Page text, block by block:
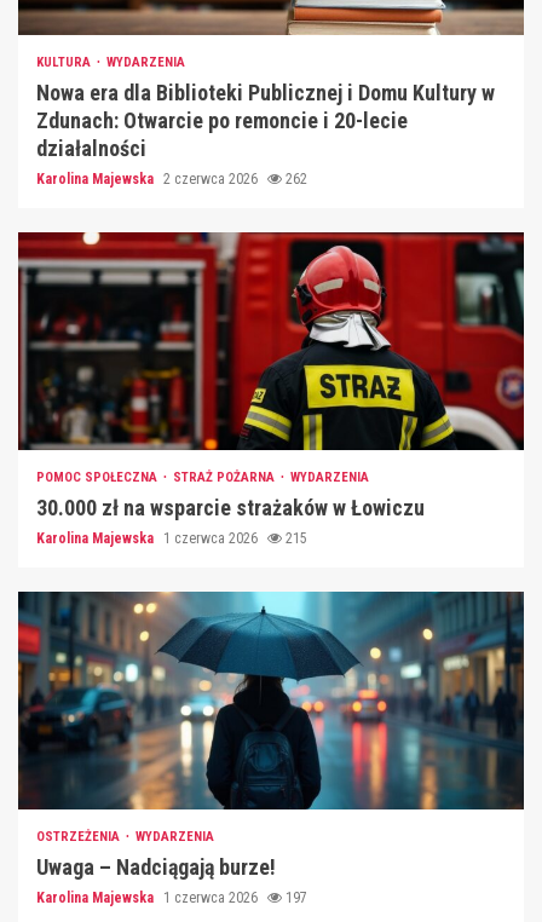
KULTURA WYDARZENIA
Nowa era dla Biblioteki Publicznej i Domu Kultury w
Zdunach: Otwarcie po remoncie i 20-lecie
działalności
Karolina Majewska 2 czerwca 2026 262
POMOC SPOŁECZNA STRAŻ POŻARNA WYDARZENIA
30.000 zł na wsparcie strażaków w Łowiczu
Karolina Majewska 1 czerwca 2026 215
OSTRZEŻENIA WYDARZENIA
Uwaga – Nadciągają burze!
Karolina Majewska 1 czerwca 2026 197